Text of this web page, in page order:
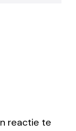
reactie te